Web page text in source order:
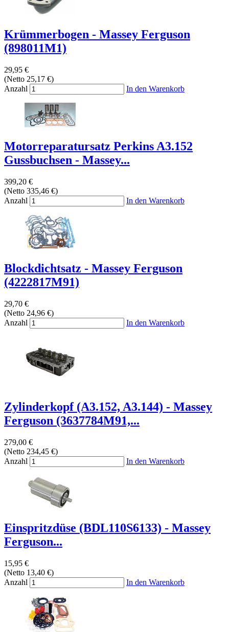
Krümmerbogen - Massey Ferguson
(898011M1)
29,95 €
(Netto 25,17 €)
Anzahl
In den Warenkorb
Motorreparatursatz Perkins A3.152
Gussbuchsen - Massey...
399,20 €
(Netto 335,46 €)
Anzahl
In den Warenkorb
Blockdichtsatz - Massey Ferguson
(4222817M91)
29,70 €
(Netto 24,96 €)
Anzahl
In den Warenkorb
Zylinderkopf (A3.152, A3.144) - Massey
Ferguson (3637784M91,...
279,00 €
(Netto 234,45 €)
Anzahl
In den Warenkorb
Einspritzdüse (BDL110S6133) - Massey
Ferguson...
15,95 €
(Netto 13,40 €)
Anzahl
In den Warenkorb